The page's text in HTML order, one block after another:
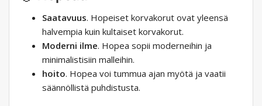
Saatavuus. Hopeiset korvakorut ovat yleensä
halvempia kuin kultaiset korvakorut.
Moderni ilme. Hopea sopii moderneihin ja
minimalistisiin malleihin.
hoito. Hopea voi tummua ajan myötä ja vaatii
säännöllistä puhdistusta.